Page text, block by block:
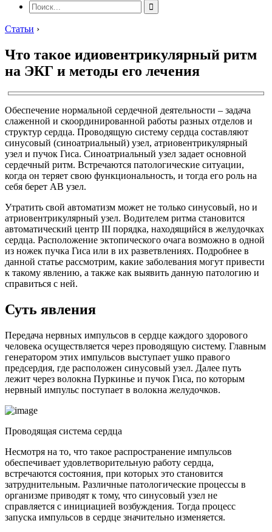
Статьи ›
Что такое идиовентрикулярный ритм
на ЭКГ и методы его лечения
Обеспечение нормальной сердечной деятельности – задача
слаженной и скоординированной работы разных отделов и
структур сердца. Проводящую систему сердца составляют
синусовый (синоатриальный) узел, атриовентрикулярный
узел и пучок Гиса. Синоатриальный узел задает основной
сердечный ритм. Встречаются патологические ситуации,
когда он теряет свою функциональность, и тогда его роль на
себя берет АВ узел.
Утратить свой автоматизм может не только синусовый, но и
атриовентрикулярный узел. Водителем ритма становится
автоматический центр III порядка, находящийся в желудочках
сердца. Расположение эктопического очага возможно в одной
из ножек пучка Гиса или в их разветвлениях. Подробнее в
данной статье рассмотрим, какие заболевания могут привести
к такому явлению, а также как выявить данную патологию и
справиться с ней.
Суть явления
Передача нервных импульсов в сердце каждого здорового
человека осуществляется через проводящую систему. Главным
генератором этих импульсов выступает ушко правого
предсердия, где расположен синусовый узел. Далее путь
лежит через волокна Пуркинье и пучок Гиса, по которым
нервный импульс поступает в волокна желудочков.
Проводящая система сердца
Несмотря на то, что такое распространение импульсов
обеспечивает удовлетворительную работу сердца,
встречаются состояния, при которых это становится
затруднительным. Различные патологические процессы в
организме приводят к тому, что синусовый узел не
справляется с инициацией возбуждения. Тогда процесс
запуска импульсов в сердце значительно изменяется.